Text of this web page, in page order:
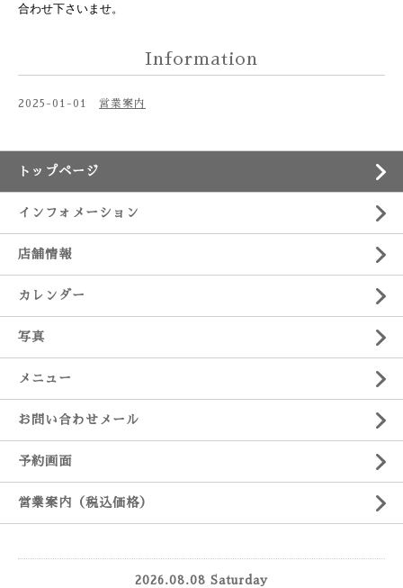
合わせ下さいませ。
Information
2025-01-01 営業案内
トップページ
インフォメーション
店舗情報
カレンダー
写真
メニュー
お問い合わせメール
予約画面
営業案内（税込価格）
2026.08.08 Saturday